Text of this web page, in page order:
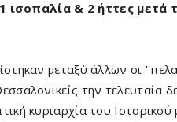
1 ισοπαλία & 2 ήττες
μεταξύ άλλων οι
την τελευταία
κυριαρχία του